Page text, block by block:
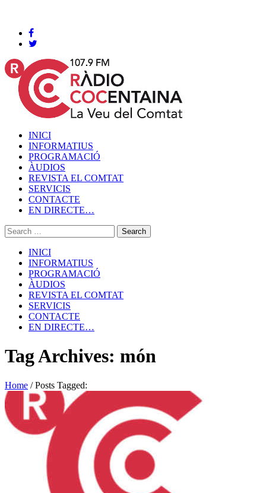
INICI
INFORMATIUS
PROGRAMACIÓ
ÀUDIOS
REVISTA EL COMTAT
SERVICIS
CONTACTE
EN DIRECTE…
INICI
INFORMATIUS
PROGRAMACIÓ
ÀUDIOS
REVISTA EL COMTAT
SERVICIS
CONTACTE
EN DIRECTE…
Tag Archives: món
Home /Posts Tagged: